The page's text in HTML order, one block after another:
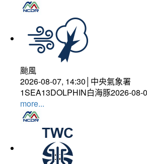
颱風
2026-08-07, 14:30│中央氣象署
1SEA13DOLPHIN白海豚2026-
more...